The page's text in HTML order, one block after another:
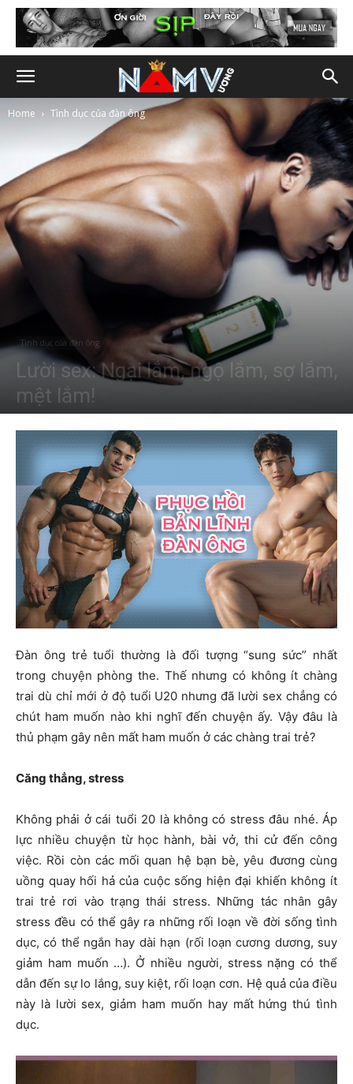
Home Tình dục của đàn ông
Tình dục của đàn ông
Lười sex: Ngại lắm, ngộ lắm, sợ lắm,
mệt lắm!
Đàn ông trẻ tuổi thường là đối tượng “sung sức” nhất
trong chuyện phòng the. Thế nhưng có không ít chàng
trai dù chỉ mới ở độ tuổi U20 nhưng đã lười sex chẳng có
chút ham muốn nào khi nghĩ đến chuyện ấy. Vậy đâu là
thủ phạm gây nên mất ham muốn ở các chàng trai trẻ?
Căng thẳng, stress
Không phải ở cái tuổi 20 là không có stress đâu nhé. Áp
lực nhiều chuyện từ học hành, bài vở, thi cử đến công
việc. Rồi còn các mối quan hệ bạn bè, yêu đương cùng
uồng quay hối hả của cuộc sống hiện đại khiến không ít
trai trẻ rơi vào trạng thái stress. Những tác nhân gây
stress đều có thể gây ra những rối loạn về đời sống tình
dục, có thể ngắn hay dài hạn (rối loạn cương dương, suy
giảm ham muốn …). Ở nhiều người, stress nặng có thể
dẫn đến sự lo lắng, suy kiệt, rối loạn cơn. Hệ quả của điều
này là lười sex, giảm ham muốn hay mất hứng thú tình
dục.